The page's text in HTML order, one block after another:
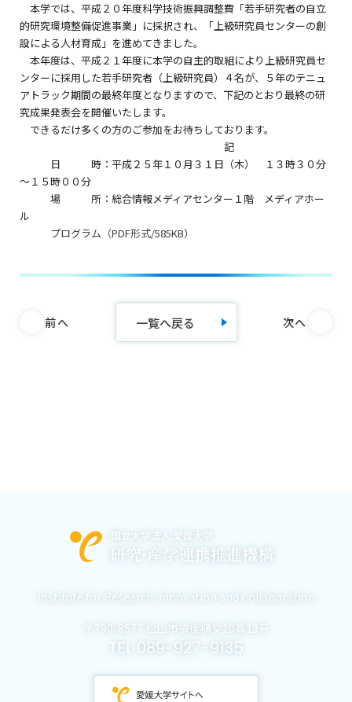
本学では、平成２０年度科学技術振興調整費「若手研究者の自立
的研究環境整備促進事業」に採択され、「上級研究員センターの創
設による人材育成」を進めてきました。
本年度は、平成２１年度に本学の自主的取組により上級研究員セ
ンターに採用した若手研究者（上級研究員）４名が、５年のテニュ
アトラック期間の最終年度となりますので、下記のとおり最終の研
究成果発表会を開催いたします。
できるだけ多くの方のご参加をお待ちしております。
記
日 時：平成２５年１０月３１日（木） １３時３０分
～１５時００分
場 所：総合情報メディアセンター１階 メディアホー
ル
プログラム（PDF形式/585KB）
前へ 一覧へ戻る 次へ
Institute for Research,
Innovation and Collaboration
〒790-8577 松山市道後樋又10番13号
TEL 089-927-9135